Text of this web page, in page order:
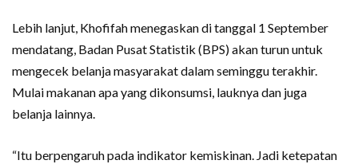
Lebih lanjut, Khofifah menegaskan di tanggal 1 September
mendatang, Badan Pusat Statistik (BPS) akan turun untuk
mengecek belanja masyarakat dalam seminggu terakhir.
Mulai makanan apa yang dikonsumsi, lauknya dan juga
belanja lainnya.
“Itu berpengaruh pada indikator kemiskinan. Jadi ketepatan